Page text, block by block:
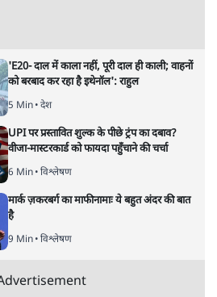
सुखबीर बादल और पीएम मोदी मिले, पंजाब चुनाव से
पहले बीजेपी-अकाली दल गठबंधन की अटकलें तेज
6 Min• पंजाब
संसद में क्या FCRA बिल पेश कर सकते हैं शाह?
कांग्रेस ने अपने सांसदों के लिए जारी किया व्हिप
6 Min• देश
Advertisement
'E20- दाल में काला नहीं, पूरी दाल ही काली; वाहनों